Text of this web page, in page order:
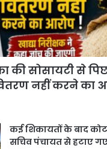
की सोसायटी से
नहीं करने का
कई शिकायतों के बाद
सचिव पंचायत से हटाए गए